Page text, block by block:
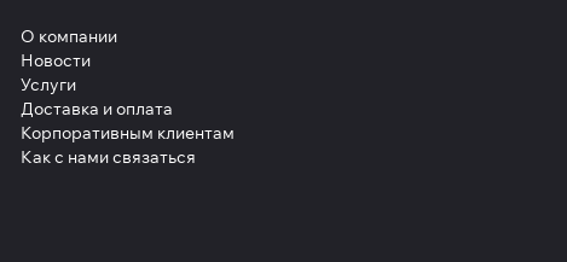
О компании
Новости
Услуги
Доставка и оплата
Корпоративным клиентам
Как с нами связаться